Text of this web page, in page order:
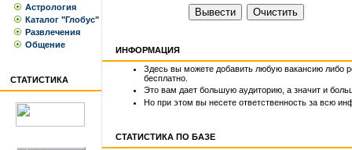
Астрология
Каталог "Глобус"
Развлечения
Общение
СТАТИСТИКА
ИНФОРМАЦИЯ
Здесь вы можете добавить любую вакансию либо
бесплатно.
Это вам дает большую аудиторию, а значит и
Но при этом вы несете ответственность за всю
СТАТИСТИКА ПО БАЗЕ